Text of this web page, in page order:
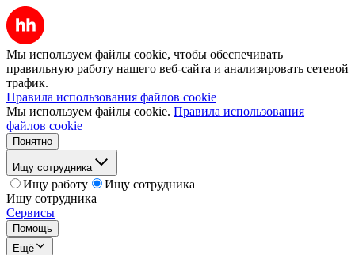
Мы используем файлы cookie, чтобы обеспечивать
правильную работу нашего веб-сайта и анализировать сетевой
трафик.
Правила использования файлов cookie
Мы используем файлы cookie. Правила использования
файлов cookie
Понятно
Ищу сотрудника
Ищу работу
Ищу сотрудника
Ищу сотрудника
Сервисы
Помощь
Ещё